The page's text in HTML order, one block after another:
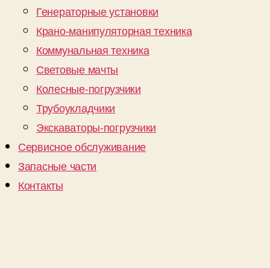
Генераторные установки
Крано-манипуляторная техника
Коммунальная техника
Световые мачты
Колесные-погрузчики
Трубоукладчики
Экскаваторы-погрузчики
Сервисное обслуживание
Запасные части
Контакты